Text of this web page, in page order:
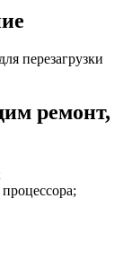
перезагрузки
ремонт,